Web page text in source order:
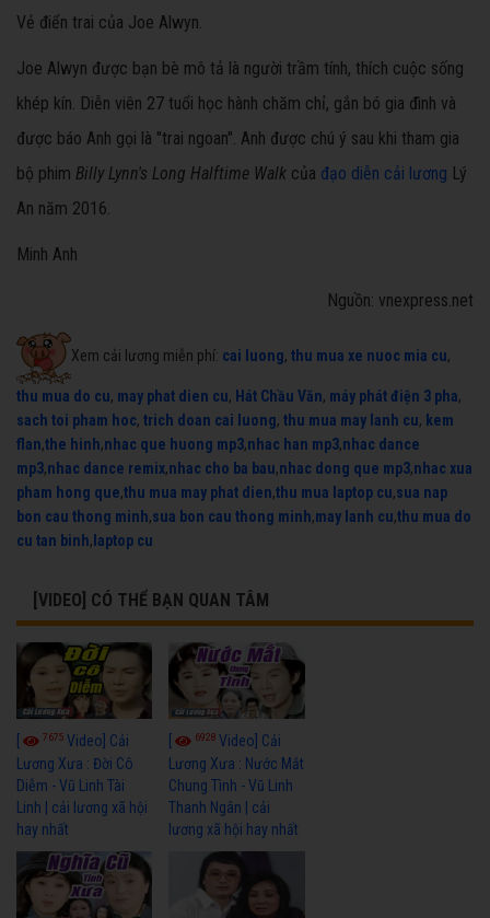
Vẻ điển trai của Joe Alwyn.
Joe Alwyn được bạn bè mô tả là người trầm tính, thích cuộc sống
khép kín. Diễn viên 27 tuổi học hành chăm chỉ, gắn bó gia đình và
được báo Anh gọi là "trai ngoan". Anh được chú ý sau khi tham gia
bộ phim Billy Lynn's Long Halftime Walk của đạo diễn cải lương Lý
An năm 2016.
Minh Anh
Nguồn: vnexpress.net
Xem cải lương miễn phí: cai luong, thu mua xe nuoc mia cu,
thu mua do cu, may phat dien cu, Hát Chầu Văn, máy phát điện 3 pha,
sach toi pham hoc, trich doan cai luong, thu mua may lanh cu, kem
flan,the hinh,nhac que huong mp3,nhac han mp3,nhac dance
mp3,nhac dance remix,nhac cho ba bau,nhac dong que mp3,nhac xua
pham hong que,thu mua may phat dien,thu mua laptop cu,sua nap
bon cau thong minh,sua bon cau thong minh,may lanh cu,thu mua do
cu tan binh, laptop cu
[VIDEO] CÓ THỂ BẠN QUAN TÂM
7675 Video] Cải
Lương Xưa : Đời Cô
Diễm - Vũ Linh Tài
Linh | cải lương xã hội
hay nhất
6928Video] Cải
Lương Xưa : Nước Mắt
Chung Tình - Vũ Linh
Thanh Ngân | cải
lương xã hội hay nhất